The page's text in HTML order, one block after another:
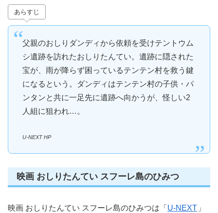
あらすじ
父親のおしりダンディから依頼を受けテントウム
シ遺跡を訪れたおしりたんてい。遺跡に隠された
宝が、雨が降らず困っているテンテン村を救う鍵
になるという。ダンディはテンテン村の子供・パ
ンタンと共に一足先に遺跡へ向かうが、怪しい2
人組に狙われ…。
U-NEXT HP
映画 おしりたんてい スフーレ島のひみつ
映画 おしりたんてい スフーレ島のひみつは「 U-NEXT 」